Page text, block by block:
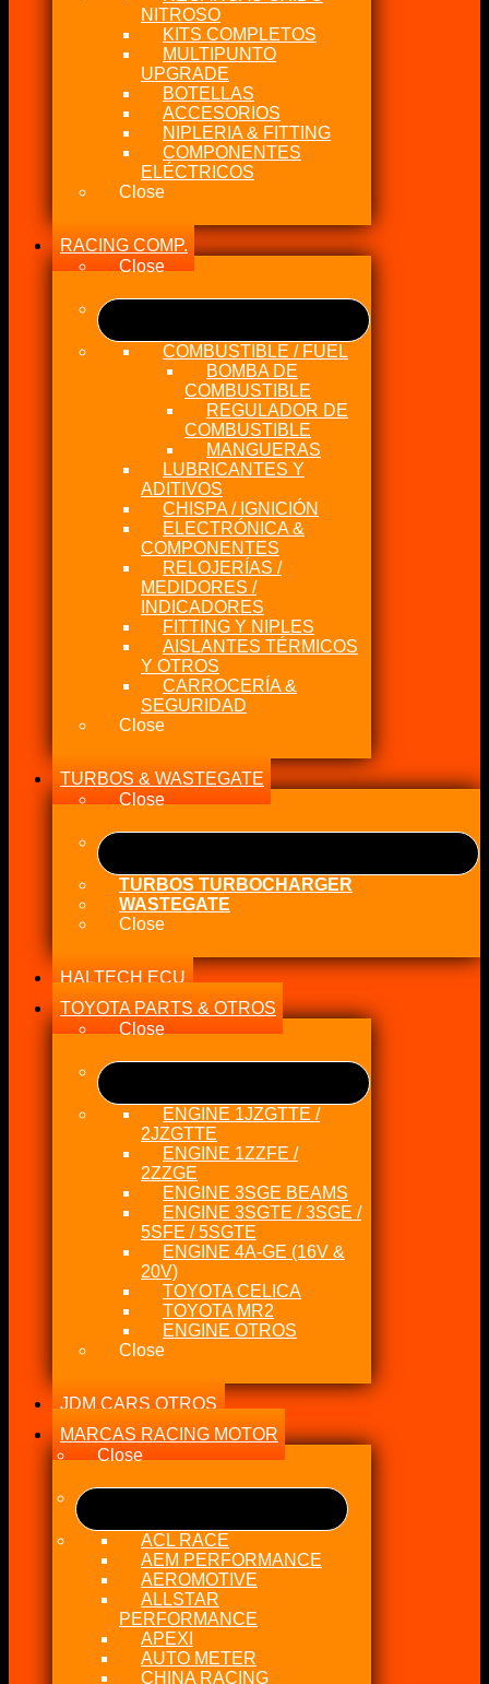
NITROSO
KITS COMPLETOS
MULTIPUNTO
UPGRADE
BOTELLAS
ACCESORIOS
NIPLERIA & FITTING
COMPONENTES
ELÉCTRICOS
Close
RACING COMP.
Close
COMBUSTIBLE / FUEL
BOMBA DE
COMBUSTIBLE
REGULADOR DE
COMBUSTIBLE
MANGUERAS
LUBRICANTES Y
ADITIVOS
CHISPA / IGNICIÓN
ELECTRÓNICA &
COMPONENTES
RELOJERÍAS /
MEDIDORES /
INDICADORES
FITTING Y NIPLES
AISLANTES TÉRMICOS
Y OTROS
CARROCERÍA &
SEGURIDAD
Close
TURBOS & WASTEGATE
Close
TURBOS TURBOCHARGER
WASTEGATE
Close
HALTECH ECU
TOYOTA PARTS & OTROS
Close
ENGINE 1JZGTTE /
2JZGTTE
ENGINE 1ZZFE /
2ZZGE
ENGINE 3SGE BEAMS
ENGINE 3SGTE / 3SGE /
5SFE / 5SGTE
ENGINE 4A-GE (16V &
20V)
TOYOTA CELICA
TOYOTA MR2
ENGINE OTROS
Close
JDM CARS OTROS
MARCAS RACING MOTOR
Close
ACL RACE
AEM PERFORMANCE
AEROMOTIVE
ALLSTAR
PERFORMANCE
APEXI
AUTO METER
CHINA RACING